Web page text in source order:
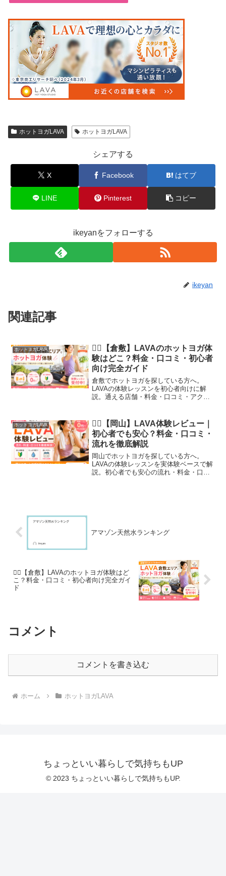
ホットヨガLAVA ホットヨガLAVA
シェアする
X Facebook はてブ
LINE Pinterest コピー
ikeyanをフォローする
ikeyan
関連記事
ホットヨガLAVA
🧘‍♀️【倉敷】LAVAのホットヨガ体
験はどこ？料金・口コミ・初心者
向け完全ガイド
倉敷でホットヨガを探している方へ。
LAVAの体験レッスンを初心者向けに解
説。通える店舗・料金・口コミ・アクセ
ホットヨガLAVA
🧘‍♀️【岡山】LAVA体験レビュー｜
初心者でも安心？料金・口コミ・
流れを徹底解説
岡山でホットヨガを探している方へ。
LAVAの体験レッスンを実体験ベースで解
説。初心者でも安心の流れ・料金・口コ
アマゾン天然水ランキング
🧘‍♀️【倉敷】LAVAのホットヨガ体験はど
こ？料金・口コミ・初心者向け完全ガイ
ド
コメント
コメントを書き込む
ホーム ホットヨガLAVA
ちょっといい暮らしで気持ちもUP
© 2023 ちょっといい暮らしで気持ちもUP.